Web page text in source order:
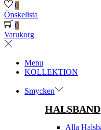
0
Önskelista
0
Varukorg
Menu
KOLLEKTION
Smycken
HALSBAND
Alla